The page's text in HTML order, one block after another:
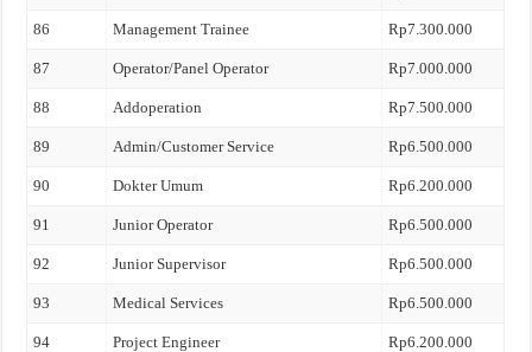
86 Management Trainee Rp7.300.000
87 Operator/Panel Operator Rp7.000.000
88 Addoperation Rp7.500.000
89 Admin/Customer Service Rp6.500.000
90 Dokter Umum Rp6.200.000
91 Junior Operator Rp6.500.000
92 Junior Supervisor Rp6.500.000
93 Medical Services Rp6.500.000
94 Project Engineer Rp6.200.000